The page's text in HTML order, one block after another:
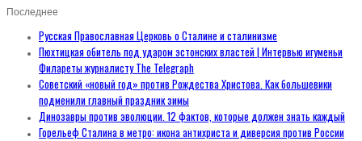
Последнее
Русская Православная Церковь о Сталине и сталинизме
Пюхтицкая обитель под ударом эстонских властей | Интервью игуменьи
Филареты журналисту The Telegraph
Советский «новый год» против Рождества Христова. Как большевики
подменили главный праздник зимы
Динозавры против эволюции. 12 фактов, которые должен знать каждый
Горельеф Сталина в метро: икона антихриста и диверсия против России